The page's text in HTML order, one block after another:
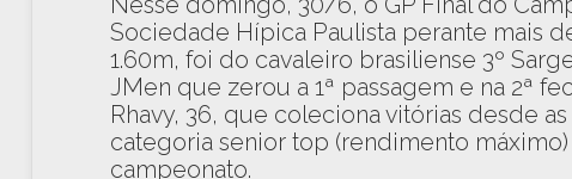
Sociedade Hípica Paulista perante mais
1.60m, foi do cavaleiro brasiliense 3º
JMen que zerou a 1ª passagem e na 2ª
Rhavy, 36, que coleciona vitórias desde
categoria senior top (rendimento
campeonato.